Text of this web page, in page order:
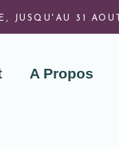
JUSQU'AU 31 AOUT
A Propos